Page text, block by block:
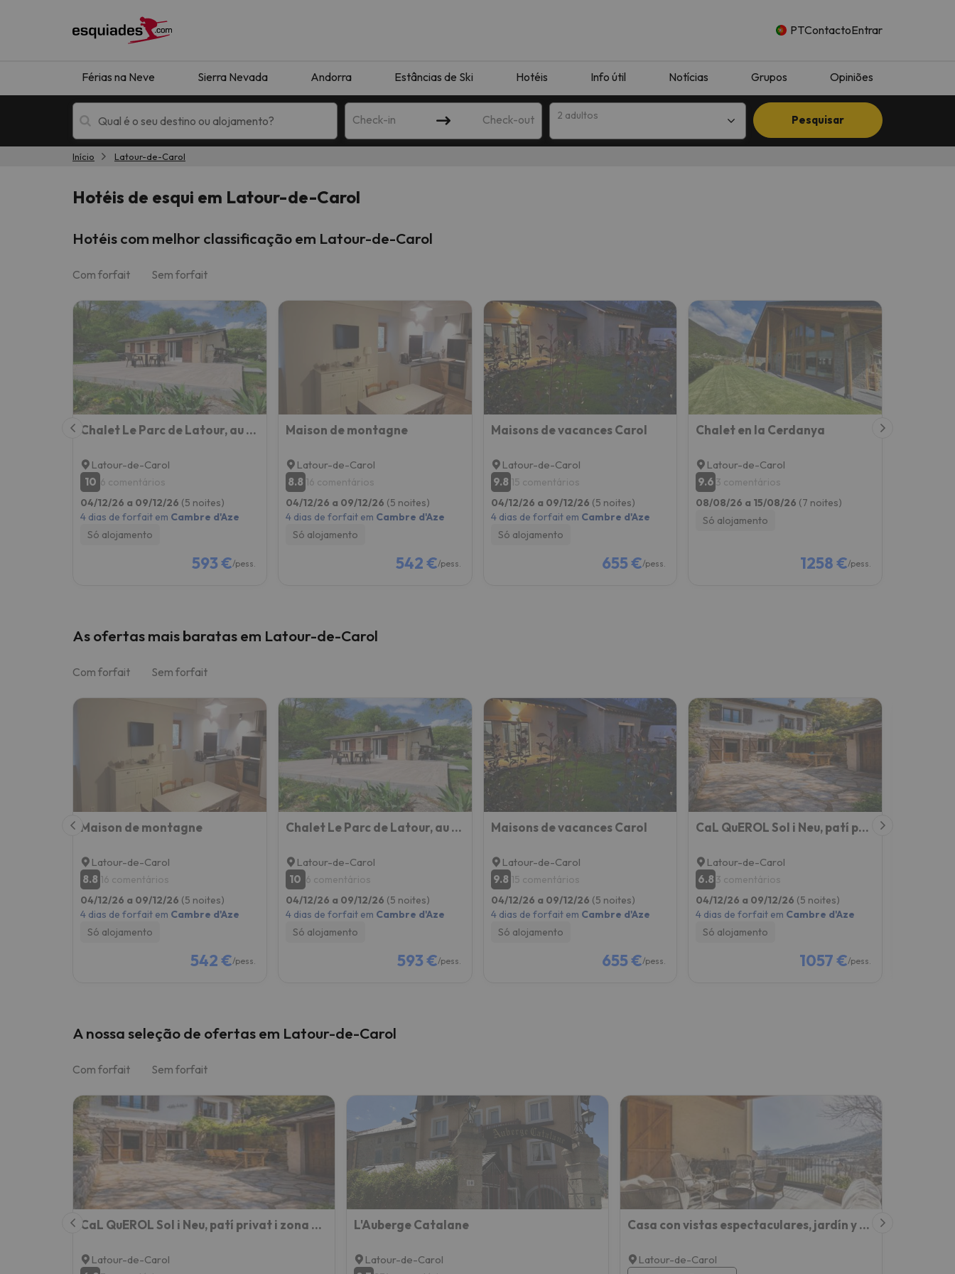
PTContactoEntrar
Férias na Neve Sierra Nevada Andorra Estâncias de Ski Hotéis Info útil Notícias Grupos Opiniões
Check-in Check-out 2 adultos Pesquisar
Oops, não encontramos nenhum resultado que corresponda à sua pesquisa. Tente modificar o destino.
Bem, parece que o nosso Seeker perdeu o seu caminho. Assim que encontrar a sua bússola, estará de volta.
Início Latour-de-Carol
Hotéis de esqui em Latour-de-Carol
Hotéis com melhor classificação em Latour-de-Carol
Com forfait Sem forfait
Chalet Le Parc de Latour, au pied de la montagne
Latour-de-Carol
10 6 comentários
04/12/26 a 09/12/26 (5 noites)
4 dias de forfait em Cambre d'Aze
Só alojamento
593 €/pess.
Maison de montagne
Latour-de-Carol
8.8 16 comentários
04/12/26 a 09/12/26 (5 noites)
4 dias de forfait em Cambre d'Aze
Só alojamento
542 €/pess.
Maisons de vacances Carol
Latour-de-Carol
9.8 15 comentários
04/12/26 a 09/12/26 (5 noites)
4 dias de forfait em Cambre d'Aze
Só alojamento
655 €/pess.
Chalet en la Cerdanya
Latour-de-Carol
9.6 3 comentários
08/08/26 a 15/08/26 (7 noites)
Só alojamento
1258 €/pess.
As ofertas mais baratas em Latour-de-Carol
Com forfait Sem forfait
Maison de montagne
Latour-de-Carol
8.8 16 comentários
04/12/26 a 09/12/26 (5 noites)
4 dias de forfait em Cambre d'Aze
Só alojamento
542 €/pess.
Chalet Le Parc de Latour, au pied de la montagne
Latour-de-Carol
10 6 comentários
04/12/26 a 09/12/26 (5 noites)
4 dias de forfait em Cambre d'Aze
Só alojamento
593 €/pess.
Maisons de vacances Carol
Latour-de-Carol
9.8 15 comentários
04/12/26 a 09/12/26 (5 noites)
4 dias de forfait em Cambre d'Aze
Só alojamento
655 €/pess.
CaL QuEROL Sol i Neu, patí privat i zona de picnic aprop
Latour-de-Carol
6.8 3 comentários
04/12/26 a 09/12/26 (5 noites)
4 dias de forfait em Cambre d'Aze
Só alojamento
1057 €/pess.
A nossa seleção de ofertas em Latour-de-Carol
Com forfait Sem forfait
CaL QuEROL Sol i Neu, patí privat i zona de picnic aprop
Latour-de-Carol
L'Auberge Catalane
Latour-de-Carol
Casa con vistas espectaculares, jardín y BBQ para 10 personas
Latour-de-Carol